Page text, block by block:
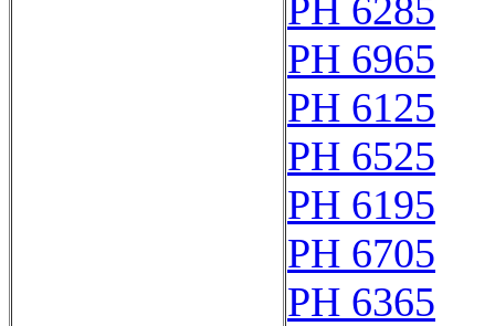
PH 6285
PH 6965
PH 6125
PH 6525
PH 6195
PH 6705
PH 6365